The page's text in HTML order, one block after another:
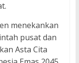
menekankan
pusat dan
Asta Cita